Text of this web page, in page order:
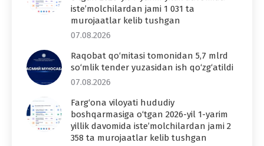
iste’molchilardan jami 1 031 ta
murojaatlar kelib tushgan
07.08.2026
Raqobat qo‘mitasi tomonidan 5,7 mlrd
so‘mlik tender yuzasidan ish qo‘zg‘atildi
07.08.2026
Farg‘ona viloyati hududiy
boshqarmasiga o‘tgan 2026-yil 1-yarim
yillik davomida iste’molchilardan jami 2
358 ta murojaatlar kelib tushgan